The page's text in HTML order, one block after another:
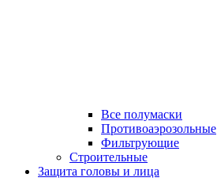
Все полумаски
Противоаэрозольные
Фильтрующие
Строительные
Защита головы и лица